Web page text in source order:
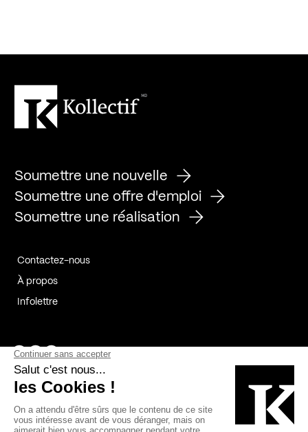
Soumettre une nouvelle
Soumettre une offre d'emploi
Soumettre une réalisation
Contactez-nous
À propos
Infolettre
Page Facebook de Kollectif
Page Instagram de Kollectif
Page Linkedin de Kollectif